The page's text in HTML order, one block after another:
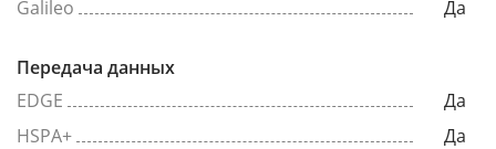
Galileo
Да
Передача данных
EDGE
Да
HSPA+
Да